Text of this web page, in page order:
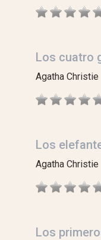
Los cuatro
Agatha Christie
Los
Agatha Christie
Los